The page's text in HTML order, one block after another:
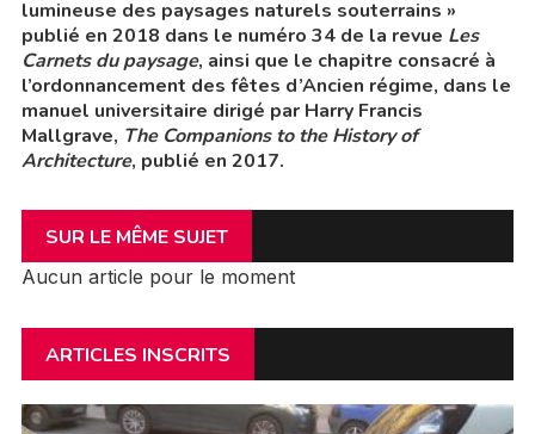
lumineuse des paysages naturels souterrains »
publié en 2018 dans le numéro 34 de la revue Les
Carnets du paysage, ainsi que le chapitre consacré à
l’ordonnancement des fêtes d’Ancien régime, dans le
manuel universitaire dirigé par Harry Francis
Mallgrave, The Companions to the History of
Architecture, publié en 2017.
SUR LE MÊME SUJET
Aucun article pour le moment
ARTICLES INSCRITS